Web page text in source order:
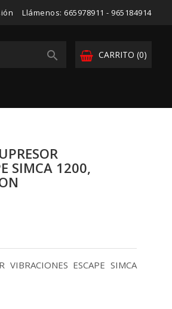
Llámenos: 665978911 - 965184914
CARRITO (0)

SIMCA 1200,
VIBRACIONES ESCAPE SIMCA